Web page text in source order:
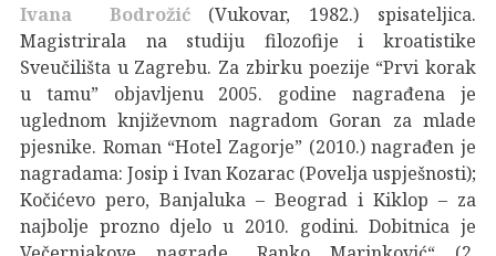
Ivana Bodrožić(Vukovar, 1982.) spisateljica.
Magistrirala na studiju filozofije i kroatistike
Sveučilišta u Zagrebu. Za zbirku poezije “Prvi korak
u tamu” objavljenu 2005. godine nagrađena je
uglednom književnom nagradom Goran za mlade
pjesnike. Roman “Hotel Zagorje” (2010.) nagrađen je
nagradama: Josip i Ivan Kozarac (Povelja uspješnosti);
Kočićevo pero, Banjaluka – Beograd i Kiklop – za
najbolje prozno djelo u 2010. godini. Dobitnica je